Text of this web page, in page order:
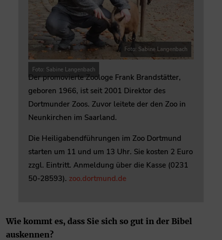
Foto: Sabine Langenbach
Foto: Sabine Langenbach
Der promovierte Zoologe Frank Brandstätter,
geboren 1966, ist seit 2001 Direktor des
Dortmunder Zoos. Zuvor leitete der den Zoo in
Neunkirchen im Saarland.
Die Heiligabendführungen im Zoo Dortmund
starten um 11 und um 13 Uhr. Sie kosten 2 Euro
zzgl. Eintritt. Anmeldung über die Kasse (0231
50-28593). zoo.dortmund.de
Wie kommt es, dass Sie sich so gut in der Bibel
auskennen?